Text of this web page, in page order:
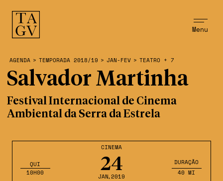
Menu
CINEMA
24
JAN,2019
QUI
10H00
DURAÇÃO
40 MI
AGENDA > TEMPORADA 2018/19 > JAN-FEV > TEATRO + 7
Salvador Martinha
Festival Internacional de Cinema
Ambiental da Serra da Estrela